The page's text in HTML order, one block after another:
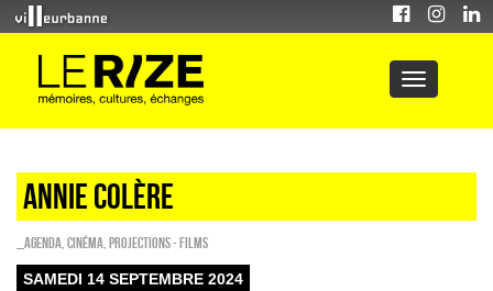
ANNIE COLÈRE
_Agenda Cinéma PROJECTIONS - FILMS
SAMEDI 14 SEPTEMBRE 2024